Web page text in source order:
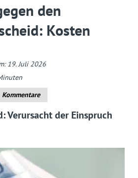
den
Kosten
19. Juli 2026
Kommentare
Verursacht der Einspruch